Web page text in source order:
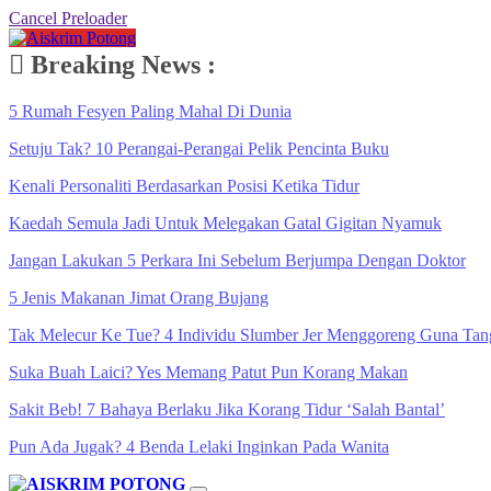
Cancel Preloader
Breaking News :
5 Rumah Fesyen Paling Mahal Di Dunia
Setuju Tak? 10 Perangai-Perangai Pelik Pencinta Buku
Kenali Personaliti Berdasarkan Posisi Ketika Tidur
Kaedah Semula Jadi Untuk Melegakan Gatal Gigitan Nyamuk
Jangan Lakukan 5 Perkara Ini Sebelum Berjumpa Dengan Doktor
5 Jenis Makanan Jimat Orang Bujang
Tak Melecur Ke Tue? 4 Individu Slumber Jer Menggoreng Guna
Suka Buah Laici? Yes Memang Patut Pun Korang Makan
Sakit Beb! 7 Bahaya Berlaku Jika Korang Tidur ‘Salah Bantal’
Pun Ada Jugak? 4 Benda Lelaki Inginkan Pada Wanita